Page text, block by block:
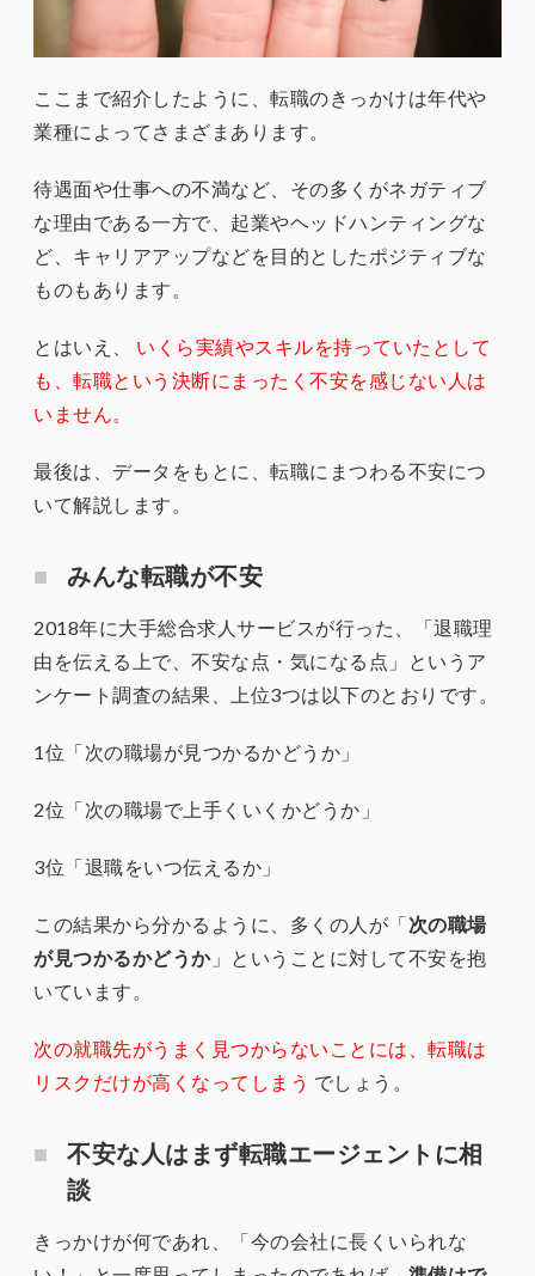
ここまで紹介したように、転職のきっかけは年代や
業種によってさまざまあります。
待遇面や仕事への不満など、その多くがネガティブ
な理由である一方で、起業やヘッドハンティングな
ど、キャリアアップなどを目的としたポジティブな
ものもあります。
とはいえ、
いくら実績やスキルを持っていたとして
も、転職という決断にまったく不安を感じない人は
いません。
最後は、データをもとに、転職にまつわる不安につ
いて解説します。
みんな転職が不安
2018年に大手総合求人サービスが行った、「退職理
由を伝える上で、不安な点・気になる点」というア
ンケート調査の結果、上位3つは以下のとおりです。
1位「次の職場が見つかるかどうか」
2位「次の職場で上手くいくかどうか」
3位「退職をいつ伝えるか」
この結果から分かるように、多くの人が「次の職場
が見つかるかどうか」ということに対して不安を抱
いています。
次の就職先がうまく見つからないことには、転職は
リスクだけが高くなってしまう でしょう。
不安な人はまず転職エージェントに相
談
きっかけが何であれ、「今の会社に長くいられな